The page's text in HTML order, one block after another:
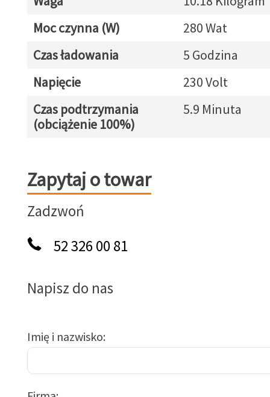
Moc czynna (W)
280 Wat
Czas ładowania
5 Godzina
Napięcie
230 Volt
Czas podtrzymania
(obciążenie 100%)
5.9 Minuta
Zapytaj o towar
Zapytaj o towar
Zadzwoń
52 326 00 81
Napisz do nas
Imię i nazwisko